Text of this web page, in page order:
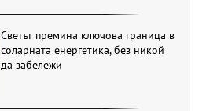
Светът премина ключова граница в
соларната енергетика, без никой
да забележи